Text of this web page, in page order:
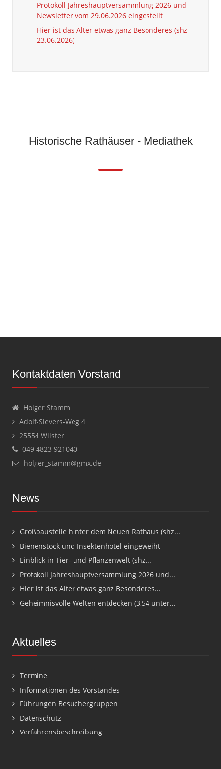
Protokoll Jahreshauptversammlung 2026 und
Newsletter vom 29.06.2026 eingestellt
Hier ist das Alter etwas ganz Besonderes (shz
23.06.2026)
Historische Rathäuser - Mediathek
Kontaktdaten Vorstand
Holger Stamm
Adolf-Sievers-Weg 4
25554 Wilster
049 4823 921040
holger_stamm@gmx.de
News
Großbaustelle hinter dem Neuen Rathaus (shz...
Bienenstock und Insektenhotel eingeweiht
Einblick in Tier- und Pflanzenwelt (shz...
Protokoll Jahreshauptversammlung 2026 und...
Hier ist das Alter etwas ganz Besonderes...
Geheimnisvolle Welten entdecken (3,54 unter...
Aktuelles
Termine
Informationen des Vorstandes
Führungen Besuchergruppen
Datenschutz
Verfahrensbeschreibung